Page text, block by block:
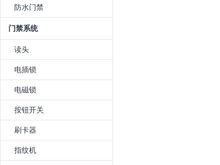
防水门禁
门禁系统
读头
电插锁
电磁锁
按钮开关
刷卡器
指纹机